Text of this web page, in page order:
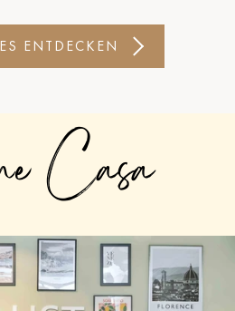
ENTDECKEN
Casa